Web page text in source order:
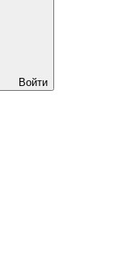
Войти